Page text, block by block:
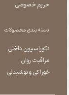
دسته بندی محصولات
حریم خصوصی
دکوراسیون داخلی
مراقبت روان
​​​​​​​خوراکی و نوشیدنی